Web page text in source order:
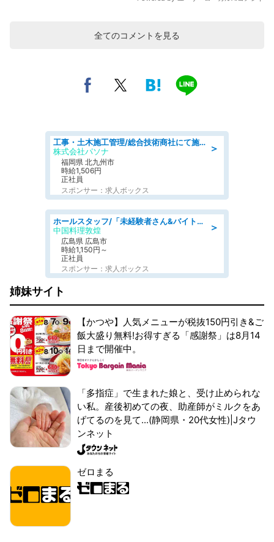
全てのコメントを見る
＞
工事・土木施工管理/総合技術商社にて施工管理のお仕事/即日勤務可/車通勤可/工事・土木施工管理/生産・品質管理
株式会社パソナ
福岡県 北九州市
時給1,506円
正社員
スポンサー：求人ボックス
＞
ホールスタッフ/「未経験者さん&バイトデビューも大歓迎」残業ほぼなし×1日3時間〜勤務OK!フォロー体制も充実/広島県/広島市南区
中国料理敦煌
広島県 広島市
時給1,150円～
正社員
スポンサー：求人ボックス
姉妹サイト
【かつや】人気メニューが税抜150円引き&ご
飯大盛り無料!お得すぎる「感謝祭」は8月14
日まで開催中。
「多指症」で生まれた娘と、受け止められな
い私。産後初めての夜、助産師がミルクをあ
げてるのを見て...(静岡県・20代女性)|Jタウ
ンネット
ゼロまる